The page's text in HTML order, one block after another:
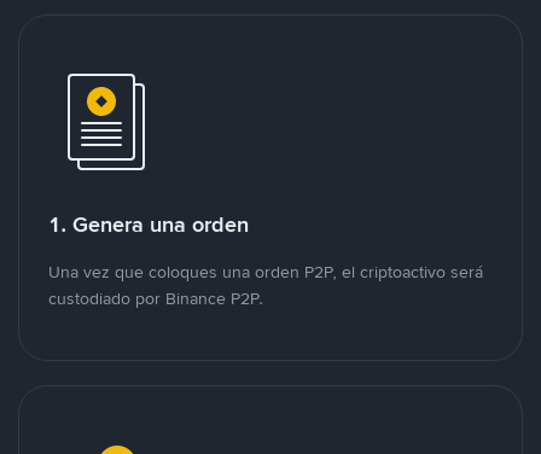
1. Genera una orden
Una vez que coloques una orden P2P, el criptoactivo será
custodiado por Binance P2P.